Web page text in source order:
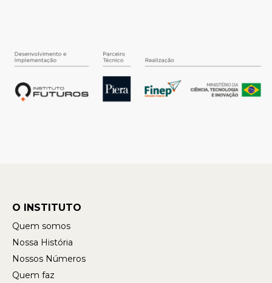
O INSTITUTO
Quem somos
Nossa História
Nossos Números
Quem faz